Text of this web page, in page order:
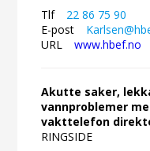
Tlf
22 86 75 90
E-post
URL
www.hbef.no
Akutte saker,
vannproblemer
vakttelefon
RINGSIDE